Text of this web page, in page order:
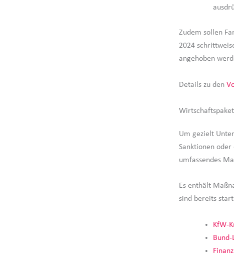
Zudem sollen
2024
angehoben
Details zu den
Wirtschaftspaket
Um gezielt
Sanktionen
umfassendes
Es enthält
sind bereits
KfW-